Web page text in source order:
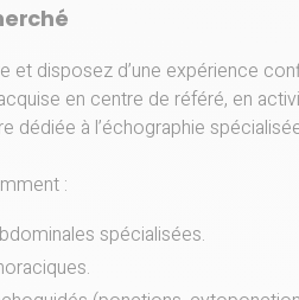
et disposez d’une expérience
en centre de référé, en
dédiée à l’échographie
:
spécialisées.